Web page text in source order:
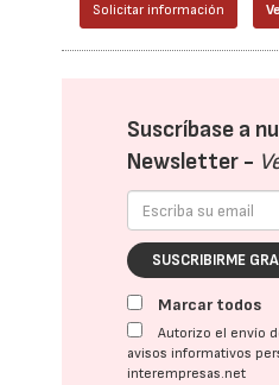
Solicitar información
Suscríbase a
Newsletter -
SUSCRIBIRME
Marcar todos
Autorizo el envío
avisos informativos
interempresas.net